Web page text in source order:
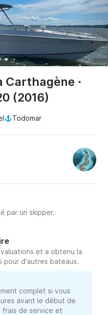
Carthagène ·
(2016)
Todomar
par un skipper.
et a obtenu la
pour d'autres bateaux.
complet si vous
avant le début de
de service et